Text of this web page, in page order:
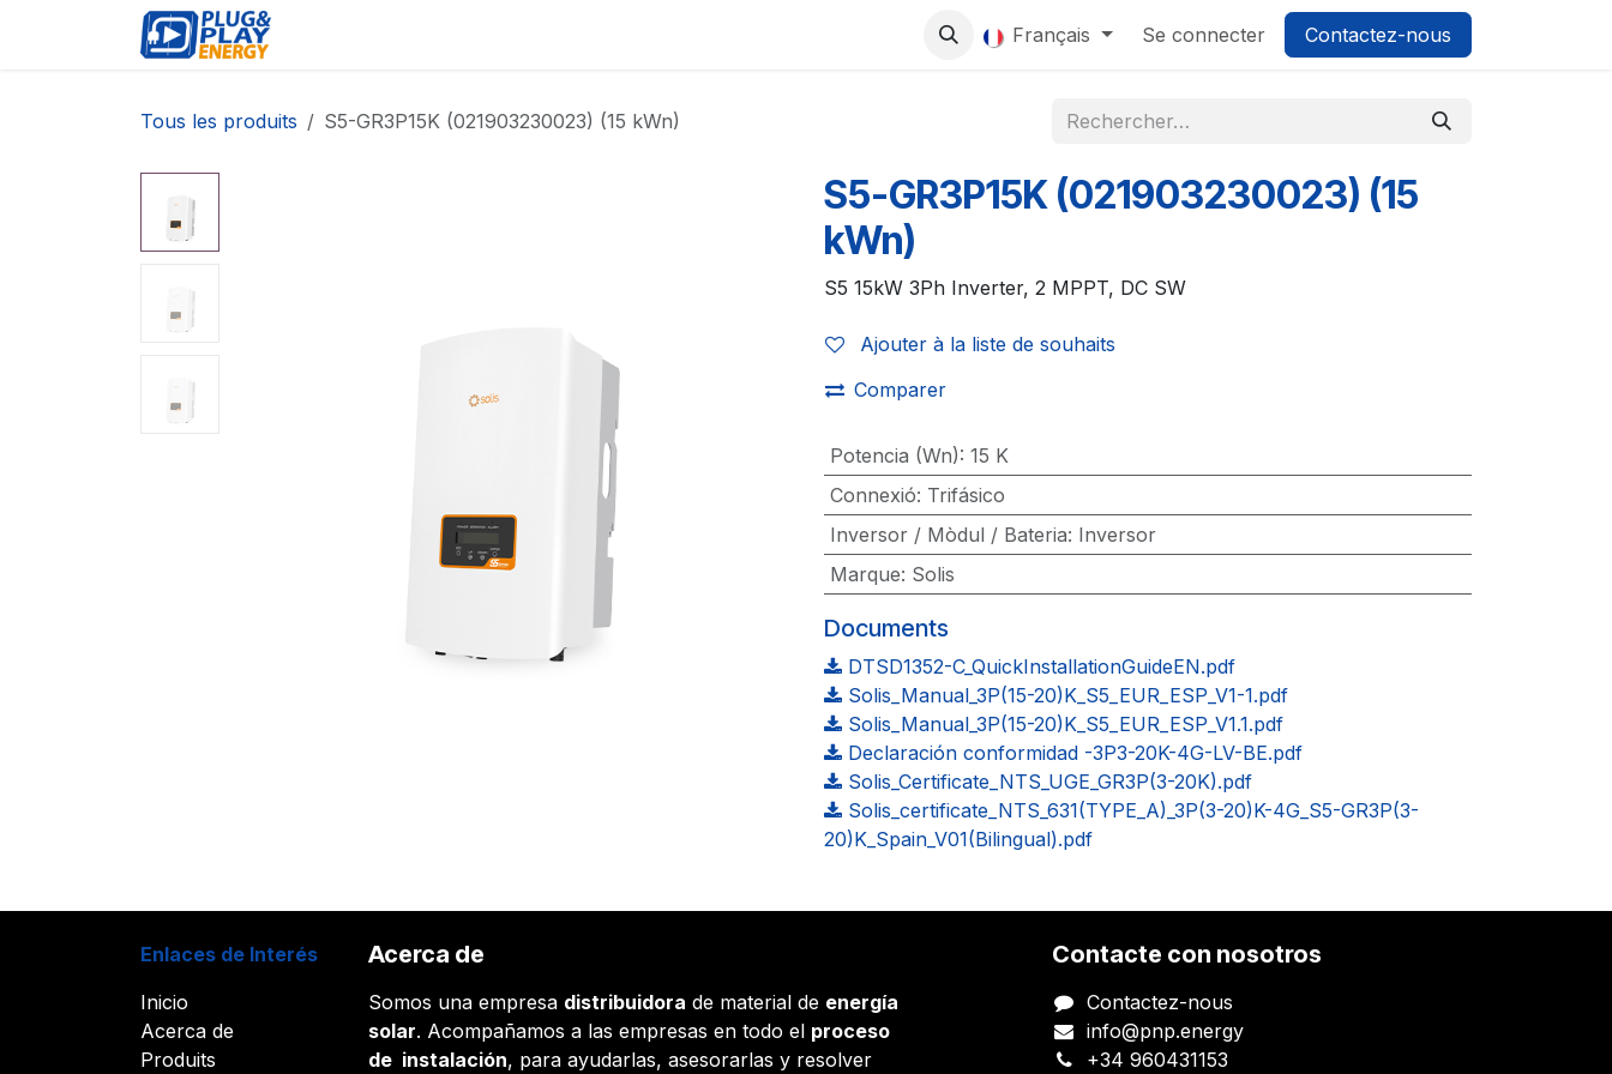
Se rendre au contenu
TRAVAILLEZ AVEC NOUS 0
Français Se connecter Contactez-nous
Tous les produits S5-GR3P15K (021903230023) (15 kWn)
S5-GR3P15K (021903230023) (15
kWn)
S5 15kW 3Ph Inverter, 2 MPPT, DC SW
Ajouter à la liste de souhaits
Comparer
Potencia (Wn): 15 K
Connexió: Trifásico
Inversor / Mòdul / Bateria: Inversor
Marque: Solis
Documents
DTSD1352-C_QuickInstallationGuideEN.pdf
Solis_Manual_3P(15-20)K_S5_EUR_ESP_V1-1.pdf
Solis_Manual_3P(15-20)K_S5_EUR_ESP_V1.1.pdf
Declaración conformidad -3P3-20K-4G-LV-BE.pdf
Solis_Certificate_NTS_UGE_GR3P(3-20K).pdf
Solis_certificate_NTS_631(TYPE_A)_3P(3-20)K-4G_S5-GR3P(3-
20)K_Spain_V01(Bilingual).pdf
Enlaces de Interés
Inicio
Acerca de
Produits
Acerca de
Somos una empresa distribuidora de material de energía
solar. Acompañamos a las empresas en todo el proceso
de instalación, para ayudarlas, asesorarlas y resolver
Contacte con nosotros
Contactez-nous
info@pnp.energy
+34 960431153